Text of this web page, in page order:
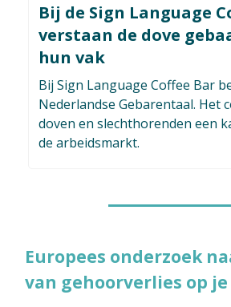
Bij de Sign Language
verstaan de dove
hun vak
Bij Sign Language Coffee Bar
Nederlandse Gebarentaal. Het
doven en slechthorenden een
de arbeidsmarkt.
Europees onderzoek
van gehoorverlies op